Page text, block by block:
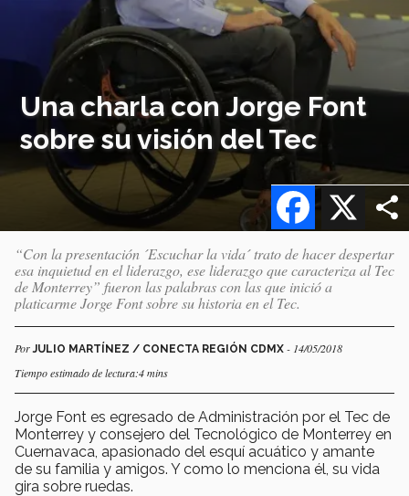
Una charla con Jorge Font
sobre su visión del Tec
X
Facebook
“Con la presentación ´Escuchar la vida´ trato de hacer despertar
esa inquietud en el liderazgo, ese liderazgo que caracteriza al Tec
de Monterrey” fueron las palabras con las que inició a
platicarme Jorge Font sobre su historia en el Tec.
PorJULIO MARTÍNEZ / CONECTA REGIÓN CDMX - 14/05/2018
Tiempo estimado de lectura:4 mins
Jorge Font es egresado de Administración por el Tec de
Monterrey y consejero del Tecnológico de Monterrey en
Cuernavaca, apasionado del esquí acuático y amante
de su familia y amigos. Y como lo menciona él, su vida
gira sobre ruedas.